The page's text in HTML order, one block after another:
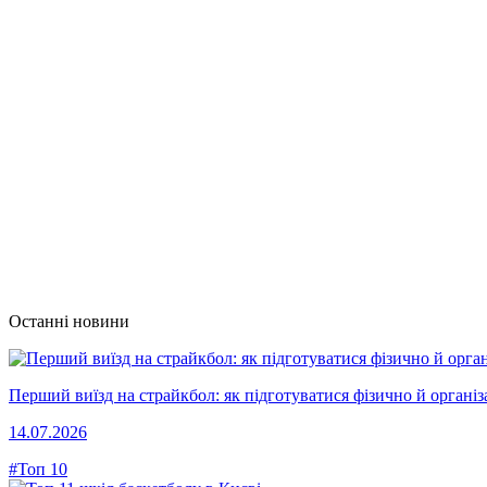
Останні новини
Перший виїзд на страйкбол: як підготуватися фізично й
14.07.2026
#Топ 10